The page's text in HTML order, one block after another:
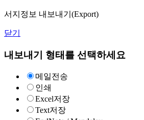
서지정보 내보내기(Export)
닫기
내보내기 형태를 선택하세요
메일전송
인쇄
Excel저장
Text저장